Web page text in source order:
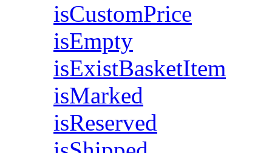
isCustomPrice
isEmpty
isExistBasketItem
isMarked
isReserved